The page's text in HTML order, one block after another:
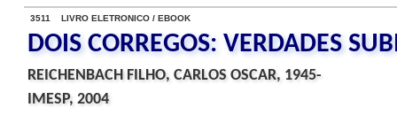
3511 LIVRO ELETRONICO / EBOOK
DOIS CORREGOS: VERDADES
REICHENBACH FILHO, CARLOS OSCAR, 1945-
IMESP, 2004